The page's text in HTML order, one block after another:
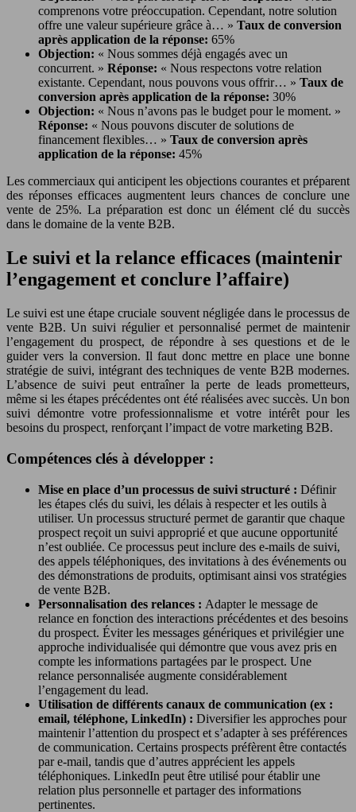
comprenons votre préoccupation. Cependant, notre solution
offre une valeur supérieure grâce à… » Taux de conversion
après application de la réponse: 65%
Objection: « Nous sommes déjà engagés avec un
concurrent. » Réponse: « Nous respectons votre relation
existante. Cependant, nous pouvons vous offrir… » Taux de
conversion après application de la réponse: 30%
Objection: « Nous n’avons pas le budget pour le moment. »
Réponse: « Nous pouvons discuter de solutions de
financement flexibles… » Taux de conversion après
application de la réponse: 45%
Les commerciaux qui anticipent les objections courantes et préparent
des réponses efficaces augmentent leurs chances de conclure une
vente de 25%. La préparation est donc un élément clé du succès
dans le domaine de la vente B2B.
Le suivi et la relance efficaces (maintenir
l’engagement et conclure l’affaire)
Le suivi est une étape cruciale souvent négligée dans le processus de
vente B2B. Un suivi régulier et personnalisé permet de maintenir
l’engagement du prospect, de répondre à ses questions et de le
guider vers la conversion. Il faut donc mettre en place une bonne
stratégie de suivi, intégrant des techniques de vente B2B modernes.
L’absence de suivi peut entraîner la perte de leads prometteurs,
même si les étapes précédentes ont été réalisées avec succès. Un bon
suivi démontre votre professionnalisme et votre intérêt pour les
besoins du prospect, renforçant l’impact de votre marketing B2B.
Compétences clés à développer :
Mise en place d’un processus de suivi structuré : Définir
les étapes clés du suivi, les délais à respecter et les outils à
utiliser. Un processus structuré permet de garantir que chaque
prospect reçoit un suivi approprié et que aucune opportunité
n’est oubliée. Ce processus peut inclure des e-mails de suivi,
des appels téléphoniques, des invitations à des événements ou
des démonstrations de produits, optimisant ainsi vos stratégies
de vente B2B.
Personnalisation des relances : Adapter le message de
relance en fonction des interactions précédentes et des besoins
du prospect. Éviter les messages génériques et privilégier une
approche individualisée qui démontre que vous avez pris en
compte les informations partagées par le prospect. Une
relance personnalisée augmente considérablement
l’engagement du lead.
Utilisation de différents canaux de communication (ex :
email, téléphone, LinkedIn) : Diversifier les approches pour
maintenir l’attention du prospect et s’adapter à ses préférences
de communication. Certains prospects préfèrent être contactés
par e-mail, tandis que d’autres apprécient les appels
téléphoniques. LinkedIn peut être utilisé pour établir une
relation plus personnelle et partager des informations
pertinentes.